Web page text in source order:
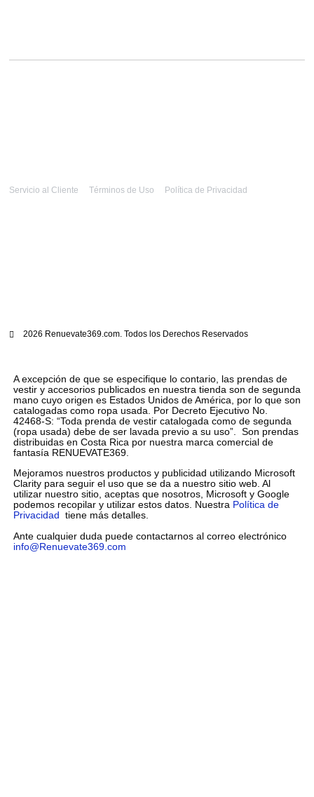
2026 Renuevate369.com. Todos los Derechos Reservados
Servicio al Cliente Términos de Uso Política de Privacidad
A excepción de que se especifique lo contario, las prendas de
vestir y accesorios publicados en nuestra tienda son de segunda
mano cuyo origen es Estados Unidos de América, por lo que son
catalogadas como ropa usada. Por Decreto Ejecutivo No.
42468-S: “Toda prenda de vestir catalogada como de segunda
(ropa usada) debe de ser lavada previo a su uso”. Son prendas
distribuidas en Costa Rica por nuestra marca comercial de
fantasía RENUEVATE369.
Mejoramos nuestros productos y publicidad utilizando Microsoft
Clarity para seguir el uso que se da a nuestro sitio web. Al
utilizar nuestro sitio, aceptas que nosotros, Microsoft y Google
podemos recopilar y utilizar estos datos. Nuestra Política de
Privacidad tiene más detalles.
Ante cualquier duda puede contactarnos al correo electrónico
info@Renuevate369.com